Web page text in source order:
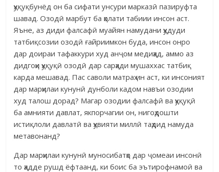
ҳуқуқбунёд он ба сифати унсури марказӣ пазируфта
шавад. Озодӣ марбут ба ҳолати табиии инсон аст.
Яъне, аз диди фалсафӣ муайян намудани ҳудуди
татбиқсозии озодӣ ғайриимкон буда, инсон онро
дар доираи тафаккури худ анҷом медиҳад, аммо аз
дидгоҳи ҳуқуқӣ озодӣ дар сарҳади мушаххас татбиқ
карда мешавад. Пас саволи матраҳ ин аст, ки инсоният
дар марҳилаи кунунӣ дунболи кадом навъи озодии
худ талош дорад? Магар озодии фалсафӣ ва ҳуқуқӣ
ба амнияти давлат, якпорчагии он, нигоҳдошти
истиқлоли давлатӣ ва ҳувияти миллӣ таҳдид намуда
метавонанд?
Дар марҳилаи кунунӣ муносибатҳо дар ҷомеаи инсонӣ
то ҳадде рушд ёфтаанд, ки боис ба эътирофнамоӣ ва